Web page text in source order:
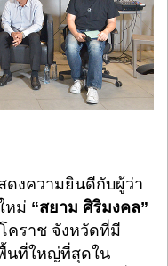
ดงความยินดีกับผู้ว่า
หม่ “สยาม ศิริมงคล”
คราช จังหวัดที่มี
นที่ใหญ่ที่สุดใน